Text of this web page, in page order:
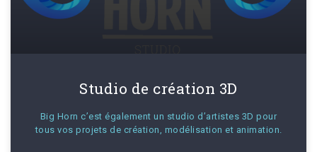
Studio de création 3D
Big Horn c’est également un studio d’artistes 3D pour
tous vos projets de création, modélisation et animation.